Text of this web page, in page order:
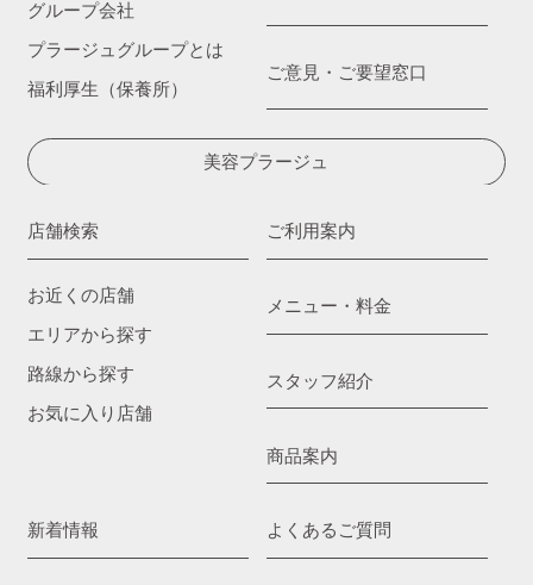
グループ会社
プラージュグループとは
福利厚生（保養所）
ご意見・ご要望窓口
美容プラージュ
店舗検索
お近くの店舗
エリアから探す
路線から探す
お気に入り店舗
ご利用案内
メニュー・料金
スタッフ紹介
商品案内
新着情報 よくあるご質問